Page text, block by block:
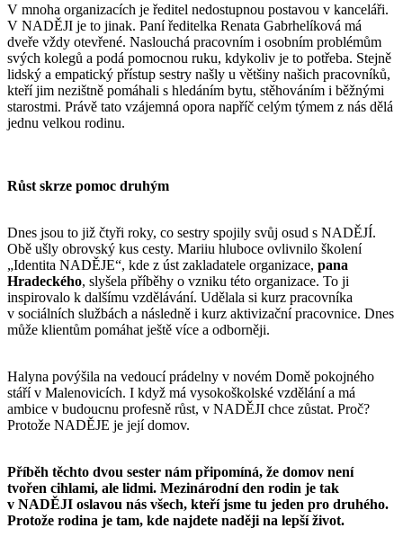
V mnoha organizacích je ředitel nedostupnou postavou v kanceláři.
V NADĚJI je to jinak. Paní ředitelka Renata Gabrhelíková má
dveře vždy otevřené. Naslouchá pracovním i osobním problémům
svých kolegů a podá pomocnou ruku, kdykoliv je to potřeba. Stejně
lidský a empatický přístup sestry našly u většiny našich pracovníků,
kteří jim nezištně pomáhali s hledáním bytu, stěhováním i běžnými
starostmi. Právě tato vzájemná opora napříč celým týmem z nás dělá
jednu velkou rodinu.
Růst skrze pomoc druhým
Dnes jsou to již čtyři roky, co sestry spojily svůj osud s NADĚJÍ.
Obě ušly obrovský kus cesty. Mariiu hluboce ovlivnilo školení
„Identita NADĚJE“, kde z úst zakladatele organizace, pana
Hradeckého, slyšela příběhy o vzniku této organizace. To ji
inspirovalo k dalšímu vzdělávání. Udělala si kurz pracovníka
v sociálních službách a následně i kurz aktivizační pracovnice. Dnes
může klientům pomáhat ještě více a odborněji.
Halyna povýšila na vedoucí prádelny v novém Domě pokojného
stáří v Malenovicích. I když má vysokoškolské vzdělání a má
ambice v budoucnu profesně růst, v NADĚJI chce zůstat. Proč?
Protože NADĚJE je její domov.
Příběh těchto dvou sester nám připomíná, že domov není
tvořen cihlami, ale lidmi. Mezinárodní den rodin je tak
v NADĚJI oslavou nás všech, kteří jsme tu jeden pro druhého.
Protože rodina je tam, kde najdete naději na lepší život.